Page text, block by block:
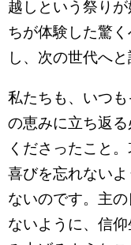
越しという祭り
ちが体験した驚
し、次の世代へ
私たちも、いつ
の恵みに立ち返
くださったこと
喜びを忘れない
ないのです。主
ないように、信